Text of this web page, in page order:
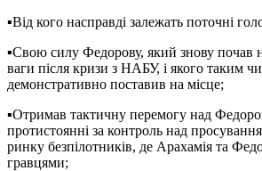
▪️Від кого насправді залежать поточні
▪️Свою силу Федорову, який знову почав
ваги після кризи з НАБУ, і якого таким
демонстративно поставив на місце;
▪️Отримав тактичну перемогу над
протистоянні за контроль над
ринку безпілотників, де Арахамія та
гравцями;